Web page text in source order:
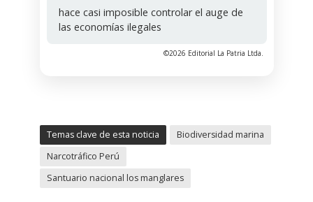
hace casi imposible controlar el auge de
las economías ilegales
©2026 Editorial La Patria Ltda.
Temas clave de esta noticia
Biodiversidad marina
Narcotráfico Perú
Santuario nacional los manglares